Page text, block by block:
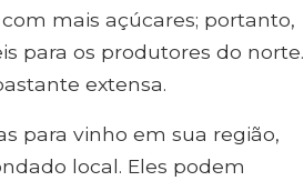
mais açúcares; portanto,
para os produtores do norte.
extensa.
para vinho em sua região,
local. Eles podem